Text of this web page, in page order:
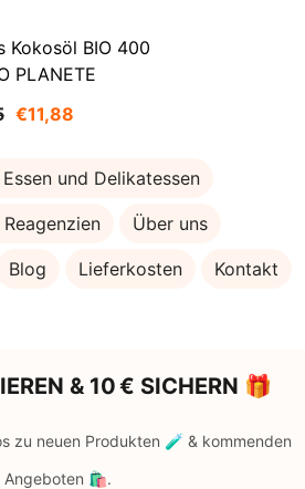
Kokosöl BIO 400
PLANETE
€11,88
und Delikatessen
Über uns
Blog Lieferkosten Kontakt
& 10 € SICHERN 🎁
zu neuen Produkten 🧪 & kommenden
Angeboten 🛍️.